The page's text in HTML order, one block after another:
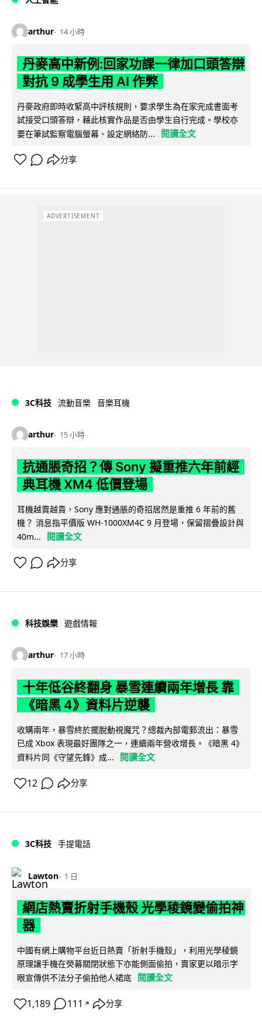
arthur 14 小時
丹麥高中新例:回家功課一律加口頭答辯
對抗 9 成學生用 AI 作弊
丹麥政府即時收緊高中評核規則，要求學生為在家完成書面考
試接受口頭答辯，藉此核實作品是否由學生自行完成。學校亦
要在筆試監察電腦螢幕、設定網絡防...
閱讀全文
分享
ADVERTISEMENT
3C科技 流動音樂 音樂耳機
arthur 15 小時
抗通脹奇招？傳 Sony 擬重推六年前經
典耳機 XM4 低價登場
耳機越賣越貴，Sony 應對通脹的奇招居然是重推 6 年前的舊
機？ 消息指平價版 WH-1000XM4C 9 月登場，保留摺疊設計與
40m...
閱讀全文
分享
科技娛樂 遊戲情報
arthur 17 小時
十年低谷終翻身 暴雪連續兩年增長 靠
《暗黑 4》資料片逆襲
收購兩年，暴雪終於擺脫動視魔咒？總裁內部電郵流出：暴雪
已成 Xbox 表現最好團隊之一，連續兩年營收增長。《暗黑 4》
資料片同《守望先鋒》成...
閱讀全文
12 分享
3C科技 手提電話
Lawton 1 日
網店熱賣折射手機殼 光學稜鏡變偷拍神
器
中國有網上購物平台近日熱賣「折射手機殼」，利用光學稜鏡
原理讓手機在熒幕關閉狀態下亦能側面偷拍，賣家更以暗示字
眼宣傳供不法分子偷拍他人裙底
閱讀全文
1,189 111 ↗ 分享